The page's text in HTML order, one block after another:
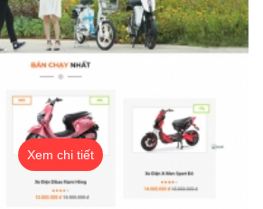
Xem chi tiết